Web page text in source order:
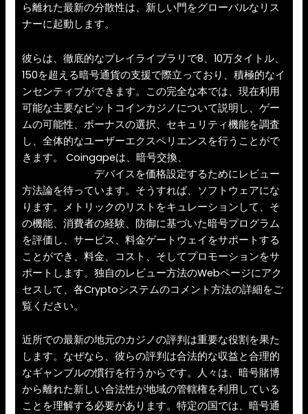
ら離れた最新の分散性は、新しい門をグローバルなリス
ナーに起動します。
彼らは、徹底的なプレイライブラリで8、10万タイトル、
150を超える暗号通貨の支援で際立っており、積極的なイ
ンセンティブができます。この完全な本では、現在利用
可能な主要なビットコインカジノについて説明し、ゲー
ムの可能性、ボーナスの選択、セキュリティ機能を調査
し、全体的なユーザーエクスペリエンスを行うことがで
きます。 Coingapeは、暗号交換、
デバイスを価格設定するためにレビュー
方法論を待っています。そうすれば、ソフトウェアにな
ります。メトリックのリストをキュレーションして、そ
の機能、消費者の経験、防御に基づいた暗号プログラム
を評価し、サービス、料金ゲートウェイをサポートする
ことができ、料金、コスト、そしてプロモーションをサ
ポートします。独自のレビュー方法のWebページにアク
セスして、各Cryptoシステムのコメント方法の詳細をご
覧ください。
近所での最新の地元のカジノの評判は重要な役割を果た
します。なぜなら、彼らの評判は合法的な収益と合理的
なギャンブルの慣行を行うからです。人々は、暗号賭博
から離れた新しい合法性が地域の管轄権を利用している
ことを理解する必要があります。特定の国では、暗号通